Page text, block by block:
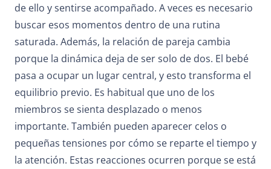
de ello y sentirse acompañado. A veces es necesario
buscar esos momentos dentro de una rutina
saturada. Además, la relación de pareja cambia
porque la dinámica deja de ser solo de dos. El bebé
pasa a ocupar un lugar central, y esto transforma el
equilibrio previo. Es habitual que uno de los
miembros se sienta desplazado o menos
importante. También pueden aparecer celos o
pequeñas tensiones por cómo se reparte el tiempo y
la atención. Estas reacciones ocurren porque se está